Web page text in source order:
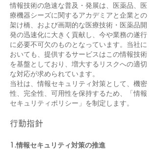
情報技術の急速な普及・発展は、医薬品、医
療機器シーズに関するアカデミアと企業との
架け橋、および画期的な医療技術・医薬品開
発の迅速化に大きく貢献し、今や業務の遂行
に必要不可欠のものとなっています。当社に
おいても、提供するサービスはこの情報技術
を基盤としており、増大するリスクへの適切
な対応が求められています。
当社は、情報セキュリティ対策として、機密
性、完全性、可用性を保持するため、「情報
セキュリティポリシー」を制定します。
行動指針
1.情報セキュリティ対策の推進